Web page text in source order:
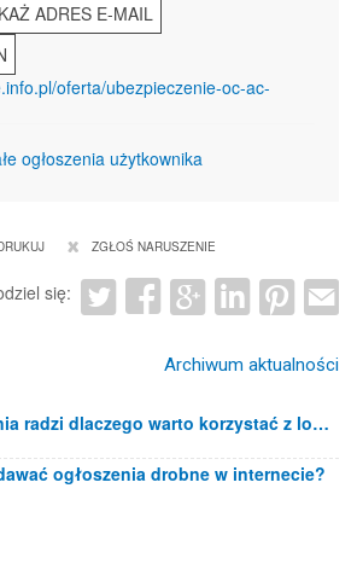
ADRES E-MAIL
oferta/ubezpieczenie-oc-ac-
ogłoszenia użytkownika
ZGŁOŚ NARUSZENIE
się:
Archiwum aktualności
Białystok ogłoszenia radzi dlaczego warto korzystać z lokalnych portali ogłoszeniowych
ogłoszenia drobne w internecie?